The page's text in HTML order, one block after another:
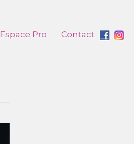
Espace Pro Contact